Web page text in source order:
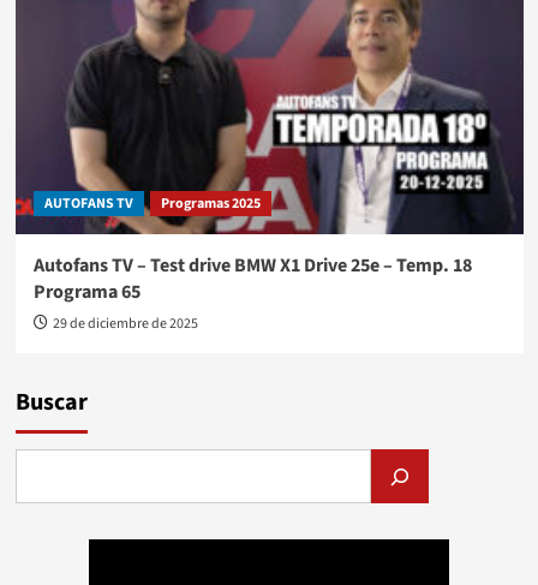
AUTOFANS TV Programas 2025
Autofans TV – Test drive BMW X1 Drive 25e – Temp. 18
Programa 65
29 de diciembre de 2025
Buscar